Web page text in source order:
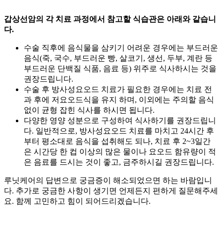
갑상선암의 각 치료 과정에서 참고할 식습관은 아래와 같습니
다.
수술 직후에 음식물을 삼키기 어려운 경우에는 부드러운
음식(죽, 국수, 부드러운 빵, 살코기, 생선, 두부, 계란 등
부드러운 단백질 식품, 음료 등) 위주로 식사하시는 것을
권장드립니다.
수술 후 방사성요오드 치료가 필요한 경우에는 치료 전
과 후에 저요오드식을 유지 하며, 이외에는 주의할 음식
없이 균형 잡힌 식사를 하시면 됩니다.
다양한 영양 성분으로 구성하여 식사하기를 권장드립니
다. 일반적으로, 방사성요오드 치료를 마치고 24시간 후
부터 평소대로 음식을 섭취해도 되나, 치료 후 2~3일간
은 시간당 한 컵 이상의 많은 물이나 요오드 함유량이 적
은 음료를 드시는 것이 좋고, 금주하시길 권장드립니다.
루닛케어의 답변으로 궁금증이 해소되었으면 하는 바람입니
다. 추가로 궁금한 사항이 생기면 언제든지 편하게 질문해주세
요. 함께 고민하고 힘이 되어드리겠습니다.